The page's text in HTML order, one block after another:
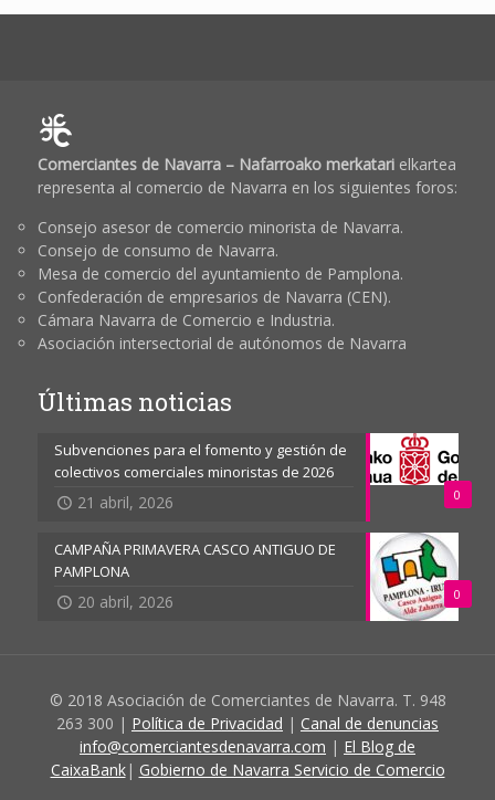
Comerciantes de Navarra – Nafarroako merkatarielkartea
representa al comercio de Navarra en los siguientes foros:
Consejo asesor de comercio minorista de Navarra.
Consejo de consumo de Navarra.
Mesa de comercio del ayuntamiento de Pamplona.
Confederación de empresarios de Navarra (CEN).
Cámara Navarra de Comercio e Industria.
Asociación intersectorial de autónomos de Navarra
Últimas noticias
0
Subvenciones para el fomento y gestión de
colectivos comerciales minoristas de 2026
21 abril, 2026
0
CAMPAÑA PRIMAVERA CASCO ANTIGUO DE
PAMPLONA
20 abril, 2026
© 2018 Asociación de Comerciantes de Navarra. T. 948
263 300 | Política de Privacidad | Canal de denuncias
info@comerciantesdenavarra.com | El Blog de
CaixaBank| Gobierno de Navarra Servicio de Comercio